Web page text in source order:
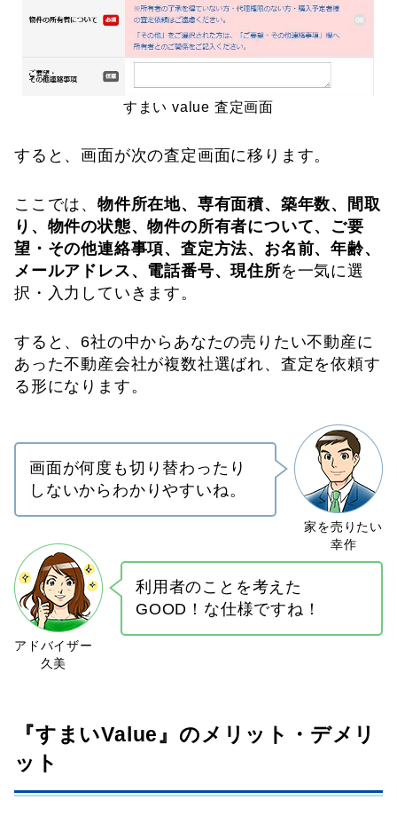
すまい value 査定画面
すると、画面が次の査定画面に移ります。
ここでは、 物件所在地、専有面積、築年数、間取
り、物件の状態、物件の所有者について、ご要
望・その他連絡事項、査定方法、お名前、年齢、
メールアドレス、電話番号、現住所を一気に選
択・入力していきます。
すると、6社の中からあなたの売りたい不動産に
あった不動産会社が複数社選ばれ、査定を依頼す
る形になります。
画面が何度も切り替わったり
しないからわかりやすいね。
利用者のことを考えた
GOOD！な仕様ですね！
『すまいValue』のメリット・デメリ
ット